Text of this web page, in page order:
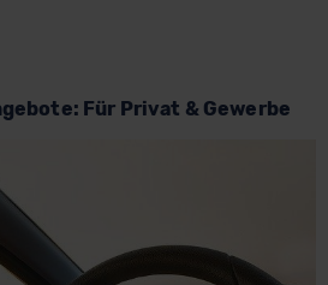
Für Privat & Gewerbe